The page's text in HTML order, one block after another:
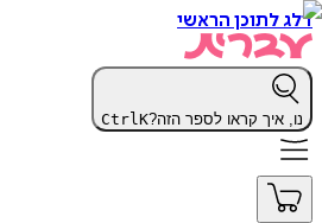
דלג לתוכן הראשי
נו, איך קראו לספר הזה? CtrlK